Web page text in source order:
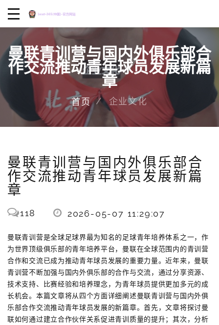
曼联青训营与国内外俱乐部合
作交流推动青年球员发展新篇
章
首页 企业文化
曼联青训营与国内外俱乐部合
作交流推动青年球员发展新篇
章
118 2026-05-07 11:29:07
曼联青训营是全球足球界最为知名的足球青年培养体系之一，作
为世界顶级俱乐部的青年培养平台，曼联在全球范围内的青训营
合作和交流已成为推动青年球员发展的重要力量。近年来，曼联
青训营不断加强与国内外俱乐部的合作与交流，通过分享资源、
技术支持、比赛经验和培养理念，为青年球员提供更加多元的成
长机会。本篇文章将从四个方面详细阐述曼联青训营与国内外俱
乐部合作交流推动青年球员发展的新篇章。首先，文章将探讨曼
联如何通过建立合作伙伴关系促进青训质量的提升；其次，分析